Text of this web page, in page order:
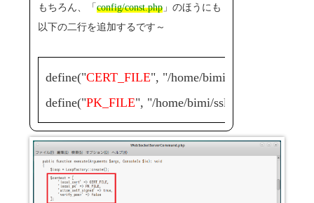
もちろん、「config/const.php 」のほうにも
以下の二行を追加するです～
define("CERT_FILE", "/home/bimi/ssl/
define("PK_FILE", "/home/bimi/ssl/server.key");